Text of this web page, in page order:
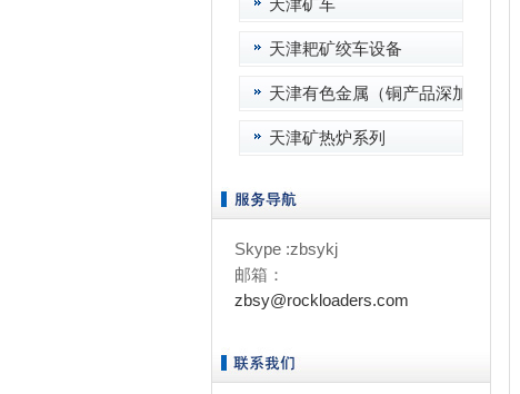
天津矿车
天津耙矿绞车设备
天津有色金属（铜产品深加工）
天津矿热炉系列
Skype :zbsykj
邮箱：
zbsy@rockloaders.com